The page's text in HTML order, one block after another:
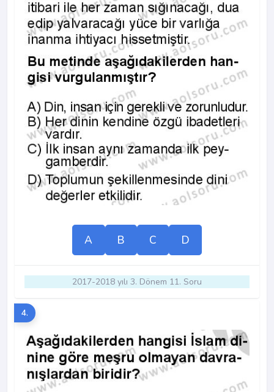
A B C D
2017-2018 yılı 3. Dönem 11. Soru
4.